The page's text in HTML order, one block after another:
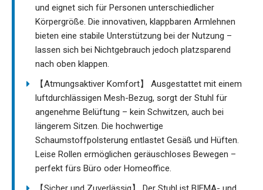
und eignet sich für Personen unterschiedlicher
Körpergröße. Die innovativen, klappbaren Armlehnen
bieten eine stabile Unterstützung bei der Nutzung –
lassen sich bei Nichtgebrauch jedoch platzsparend
nach oben klappen.
【Atmungsaktiver Komfort】 Ausgestattet mit einem
luftdurchlässigen Mesh-Bezug, sorgt der Stuhl für
angenehme Belüftung – kein Schwitzen, auch bei
längerem Sitzen. Die hochwertige
Schaumstoffpolsterung entlastet Gesäß und Hüften.
Leise Rollen ermöglichen geräuschloses Bewegen –
perfekt fürs Büro oder Homeoffice.